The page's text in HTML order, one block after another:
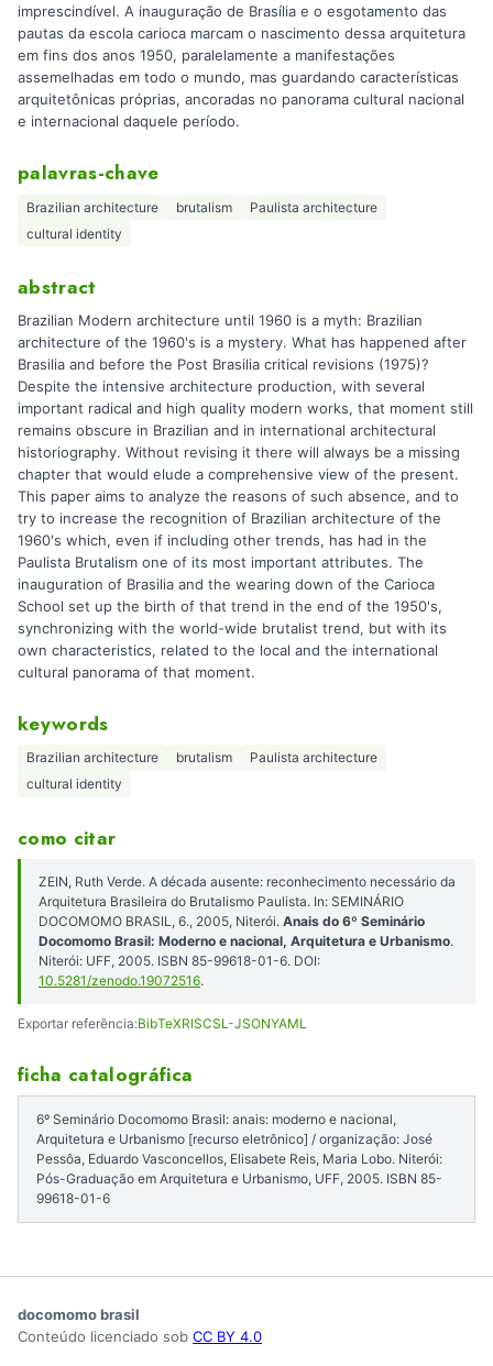
imprescindível. A inauguração de Brasília e o esgotamento das
pautas da escola carioca marcam o nascimento dessa arquitetura
em fins dos anos 1950, paralelamente a manifestações
assemelhadas em todo o mundo, mas guardando características
arquitetônicas próprias, ancoradas no panorama cultural nacional
e internacional daquele período.
palavras-chave
Brazilian architecture brutalism
Paulista architecture
cultural identity
abstract
Brazilian Modern architecture until 1960 is a myth: Brazilian
architecture of the 1960's is a mystery. What has happened after
Brasilia and before the Post Brasilia critical revisions (1975)?
Despite the intensive architecture production, with several
important radical and high quality modern works, that moment still
remains obscure in Brazilian and in international architectural
historiography. Without revising it there will always be a missing
chapter that would elude a comprehensive view of the present.
This paper aims to analyze the reasons of such absence, and to
try to increase the recognition of Brazilian architecture of the
1960's which, even if including other trends, has had in the
Paulista Brutalism one of its most important attributes. The
inauguration of Brasilia and the wearing down of the Carioca
School set up the birth of that trend in the end of the 1950's,
synchronizing with the world-wide brutalist trend, but with its
own characteristics, related to the local and the international
cultural panorama of that moment.
keywords
Brazilian architecture brutalism
Paulista architecture
cultural identity
como citar
ZEIN, Ruth Verde. A década ausente: reconhecimento necessário da
Arquitetura Brasileira do Brutalismo Paulista. In: SEMINÁRIO
DOCOMOMO BRASIL, 6., 2005, Niterói. Anais do 6º Seminário
Docomomo Brasil: Moderno e nacional, Arquitetura e Urbanismo.
Niterói: UFF, 2005. ISBN 85-99618-01-6. DOI:
10.5281/zenodo.19072516.
Exportar referência:BibTeXRISCSL-JSONYAML
ficha catalográfica
6º Seminário Docomomo Brasil: anais: moderno e nacional,
Arquitetura e Urbanismo [recurso eletrônico] / organização: José
Pessôa, Eduardo Vasconcellos, Elisabete Reis, Maria Lobo. Niterói:
Pós-Graduação em Arquitetura e Urbanismo, UFF, 2005. ISBN 85-
99618-01-6
docomomo brasil
Conteúdo licenciado sob CC BY 4.0